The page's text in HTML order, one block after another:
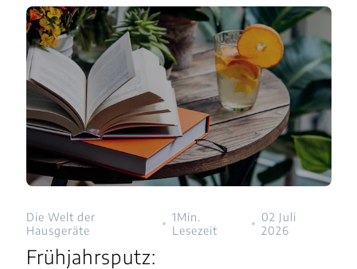
Die Welt der
Hausgeräte
1Min.
Lesezeit
02 Juli
2026
Frühjahrsputz: